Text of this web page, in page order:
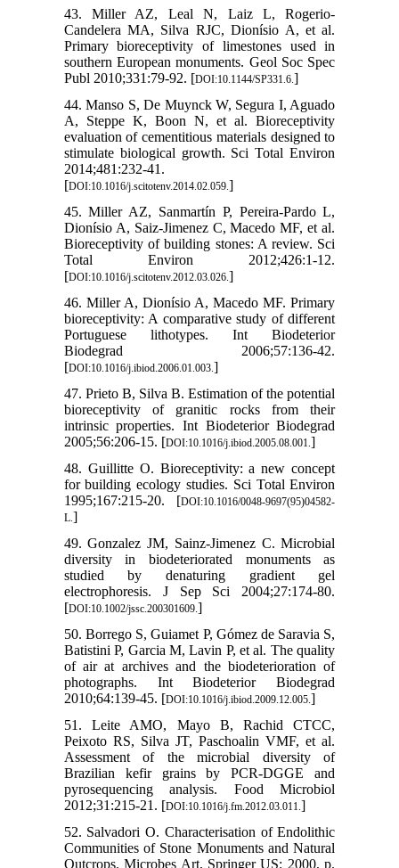
43. Miller AZ, Leal N, Laiz L, Rogerio-
Candelera MA, Silva RJC, Dionísio A, et al.
Primary bioreceptivity of limestones used in
southern European monuments. Geol Soc Spec
Publ 2010;331:79-92. [DOI:10.1144/SP331.6.]
44. Manso S, De Muynck W, Segura I, Aguado
A, Steppe K, Boon N, et al. Bioreceptivity
evaluation of cementitious materials designed to
stimulate biological growth. Sci Total Environ
2014;481:232-41.
[DOI:10.1016/j.scitotenv.2014.02.059.]
45. Miller AZ, Sanmartín P, Pereira-Pardo L,
Dionísio A, Saiz-Jimenez C, Macedo MF, et al.
Bioreceptivity of building stones: A review. Sci
Total Environ 2012;426:1-12.
[DOI:10.1016/j.scitotenv.2012.03.026.]
46. Miller A, Dionísio A, Macedo MF. Primary
bioreceptivity: A comparative study of different
Portuguese lithotypes. Int Biodeterior
Biodegrad 2006;57:136-42.
[DOI:10.1016/j.ibiod.2006.01.003.]
47. Prieto B, Silva B. Estimation of the potential
bioreceptivity of granitic rocks from their
intrinsic properties. Int Biodeterior Biodegrad
2005;56:206-15. [DOI:10.1016/j.ibiod.2005.08.001.]
48. Guillitte O. Bioreceptivity: a new concept
for building ecology studies. Sci Total Environ
1995;167:215-20. [DOI:10.1016/0048-9697(95)04582-
L.]
49. Gonzalez JM, Sainz-Jimenez C. Microbial
diversity in biodeteriorated monuments as
studied by denaturing gradient gel
electrophoresis. J Sep Sci 2004;27:174-80.
[DOI:10.1002/jssc.200301609.]
50. Borrego S, Guiamet P, Gómez de Saravia S,
Batistini P, Garcia M, Lavin P, et al. The quality
of air at archives and the biodeterioration of
photographs. Int Biodeterior Biodegrad
2010;64:139-45. [DOI:10.1016/j.ibiod.2009.12.005.]
51. Leite AMO, Mayo B, Rachid CTCC,
Peixoto RS, Silva JT, Paschoalin VMF, et al.
Assessment of the microbial diversity of
Brazilian kefir grains by PCR-DGGE and
pyrosequencing analysis. Food Microbiol
2012;31:215-21. [DOI:10.1016/j.fm.2012.03.011.]
52. Salvadori O. Characterisation of Endolithic
Communities of Stone Monuments and Natural
Outcrops. Microbes Art, Springer US; 2000, p.